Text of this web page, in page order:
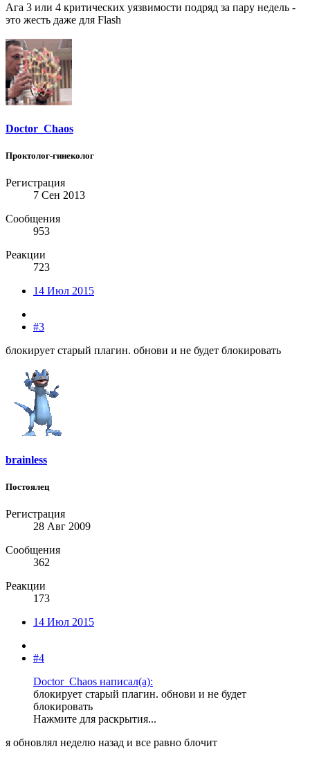
Ага 3 или 4 критических уязвимости подряд за пару недель -
это жесть даже для Flash
Doctor_Chaos
Проктолог-гинеколог
Регистрация
7 Сен 2013
Сообщения
953
Реакции
723
14 Июл 2015
#3
блокирует старый плагин. обнови и не будет блокировать
brainless
Постоялец
Регистрация
28 Авг 2009
Сообщения
362
Реакции
173
14 Июл 2015
#4
Doctor_Chaos написал(а):
блокирует старый плагин. обнови и не будет
блокировать
Нажмите для раскрытия...
я обновлял неделю назад и все равно блочит